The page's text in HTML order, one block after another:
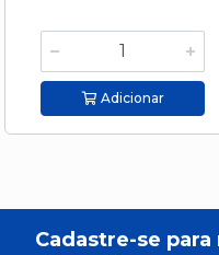
Adicionar
Cadastre-se